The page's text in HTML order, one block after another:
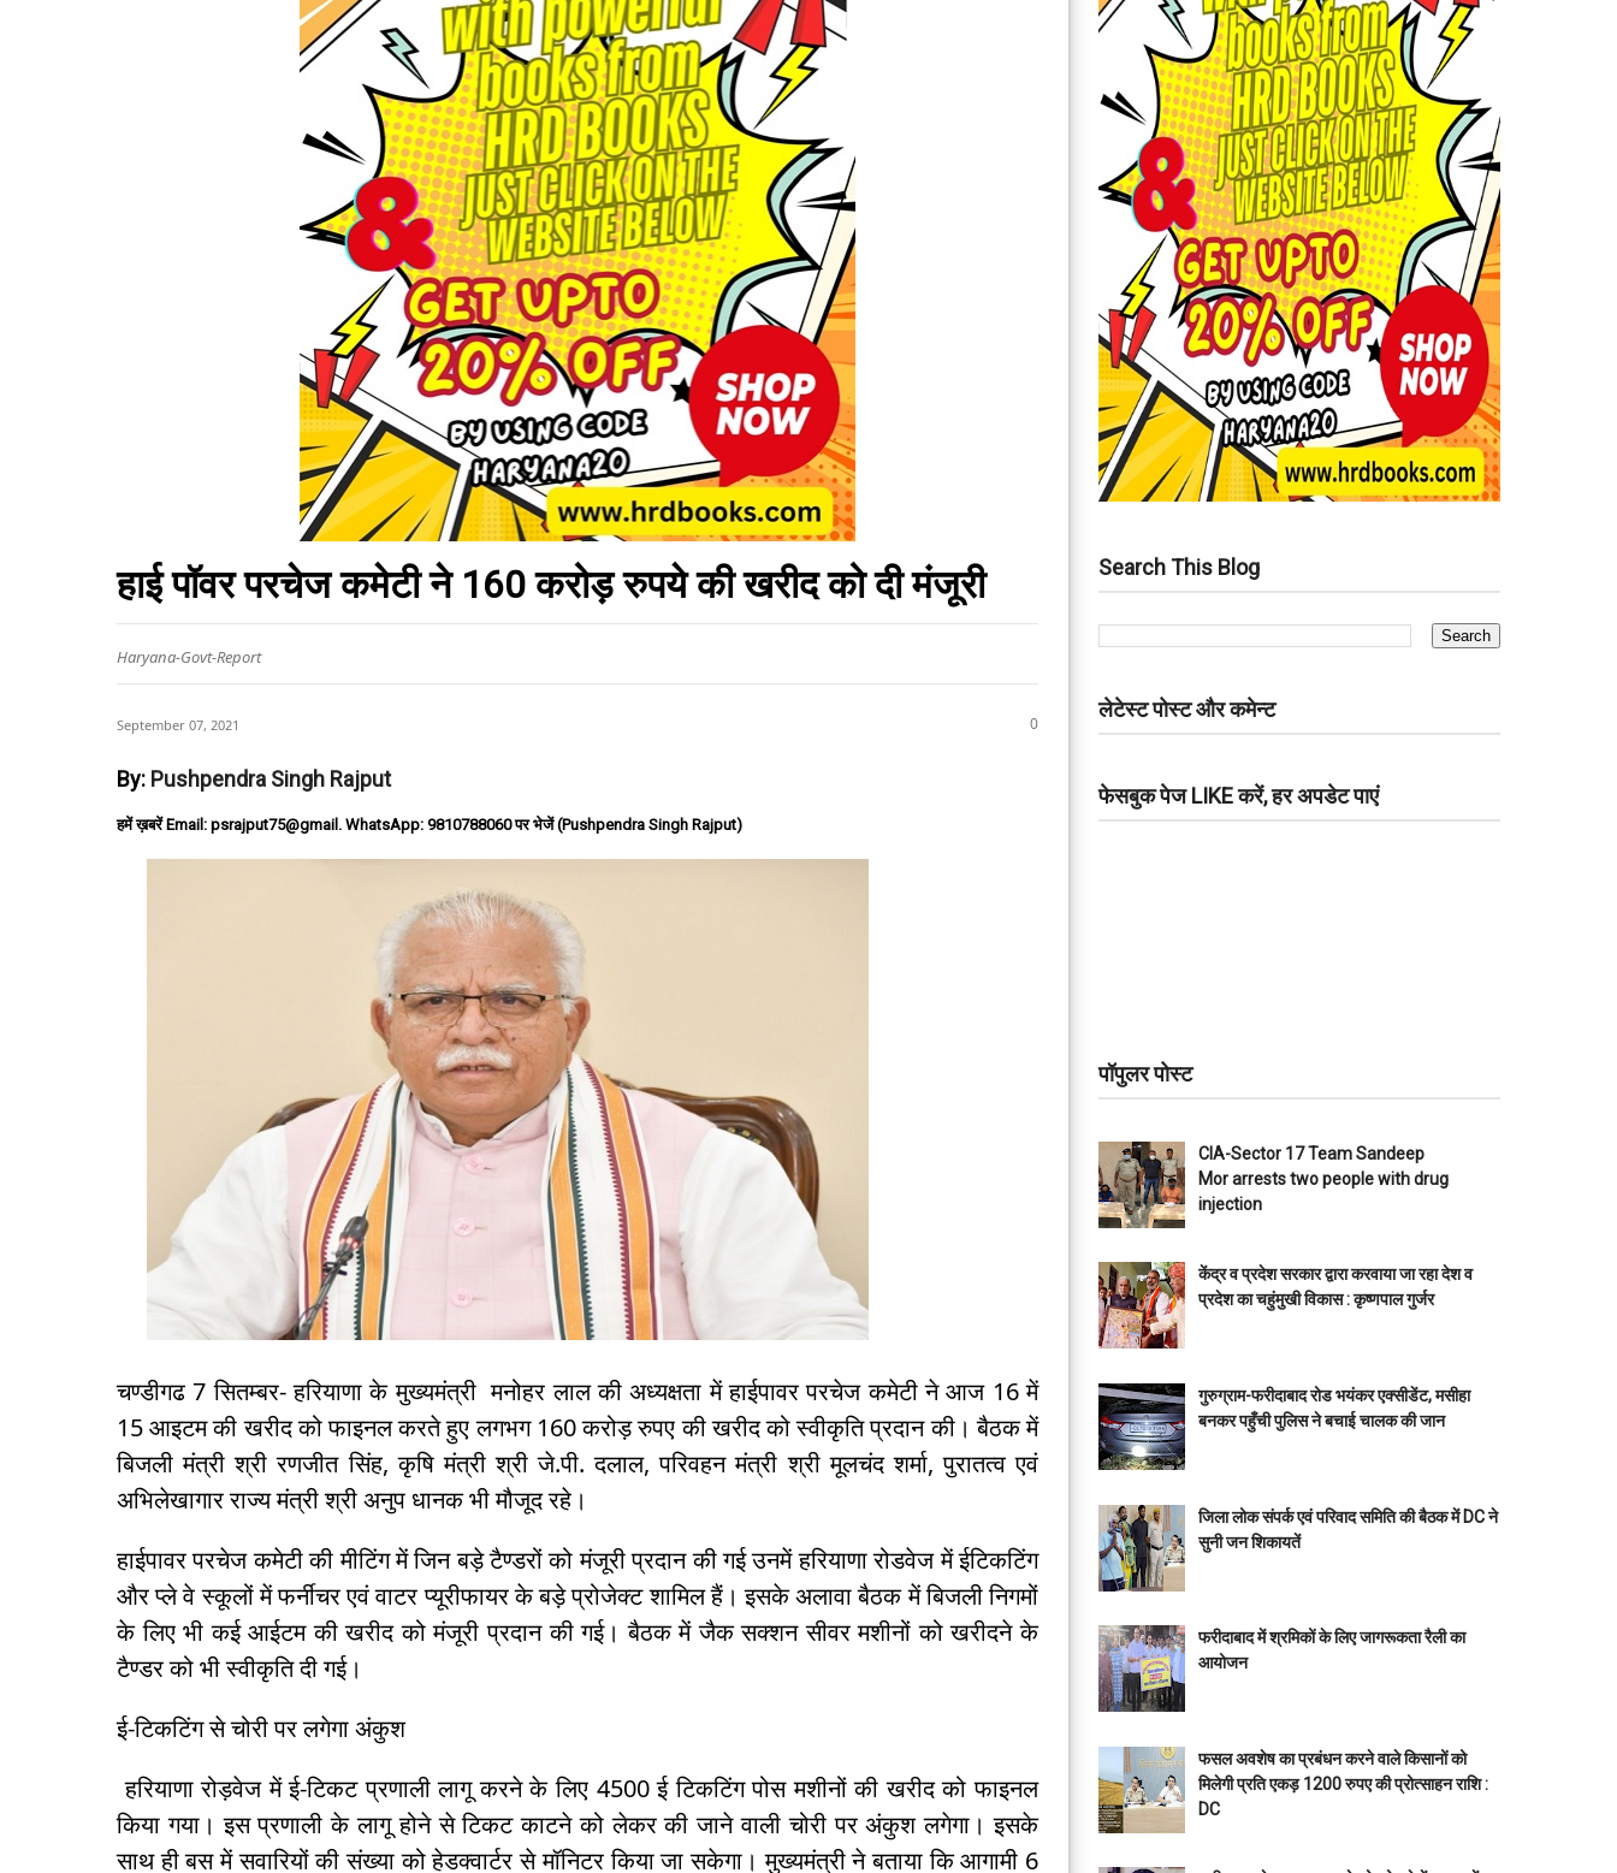
हाई पॉवर परचेज कमेटी ने 160 करोड़ रुपये की खरीद को दी मंजूरी
Haryana-Govt-Report
September 07, 2021 0
By: Pushpendra Singh Rajput
हमें ख़बरें Email: psrajput75@gmail. WhatsApp: 9810788060 पर भेजें (Pushpendra Singh Rajput)
चण्डीगढ 7 सितम्बर- हरियाणा के मुख्यमंत्री मनोहर लाल की अध्यक्षता में हाईपावर परचेज कमेटी ने आज 16 में
15 आइटम की खरीद को फाइनल करते हुए लगभग 160 करोड़ रुपए की खरीद को स्वीकृति प्रदान की। बैठक में
बिजली मंत्री श्री रणजीत सिंह, कृषि मंत्री श्री जे.पी. दलाल, परिवहन मंत्री श्री मूलचंद शर्मा, पुरातत्व एवं
अभिलेखागार राज्य मंत्री श्री अनुप धानक भी मौजूद रहे।
हाईपावर परचेज कमेटी की मीटिंग में जिन बड़े टैण्डरों को मंजूरी प्रदान की गई उनमें हरियाणा रोडवेज में ईटिकटिंग
और प्ले वे स्कूलों में फर्नीचर एवं वाटर प्यूरीफायर के बड़े प्रोजेक्ट शामिल हैं। इसके अलावा बैठक में बिजली निगमों
के लिए भी कई आईटम की खरीद को मंजूरी प्रदान की गई। बैठक में जैक सक्शन सीवर मशीनों को खरीदने के
टैण्डर को भी स्वीकृति दी गई।
ई-टिकटिंग से चोरी पर लगेगा अंकुश
हरियाणा रोड़वेज में ई-टिकट प्रणाली लागू करने के लिए 4500 ई टिकटिंग पोस मशीनों की खरीद को फाइनल
किया गया। इस प्रणाली के लागू होने से टिकट काटने को लेकर की जाने वाली चोरी पर अंकुश लगेगा। इसके
साथ ही बस में सवारियों की संख्या को हेडक्वार्टर से मॉनिटर किया जा सकेगा। मुख्यमंत्री ने बताया कि आगामी 6
Search This Blog
लेटेस्ट पोस्ट और कमेन्ट
फेसबुक पेज LIKE करें, हर अपडेट पाएं
पॉपुलर पोस्ट
CIA-Sector 17 Team Sandeep
Mor arrests two people with drug
injection
केंद्र व प्रदेश सरकार द्वारा करवाया जा रहा देश व
प्रदेश का चहुंमुखी विकास : कृष्णपाल गुर्जर
गुरुग्राम-फरीदाबाद रोड भयंकर एक्सीडेंट, मसीहा
बनकर पहुँची पुलिस ने बचाई चालक की जान
जिला लोक संपर्क एवं परिवाद समिति की बैठक में DC ने
सुनी जन शिकायतें
फरीदाबाद में श्रमिकों के लिए जागरूकता रैली का
आयोजन
फसल अवशेष का प्रबंधन करने वाले किसानों को
मिलेगी प्रति एकड़ 1200 रुपए की प्रोत्साहन राशि :
DC